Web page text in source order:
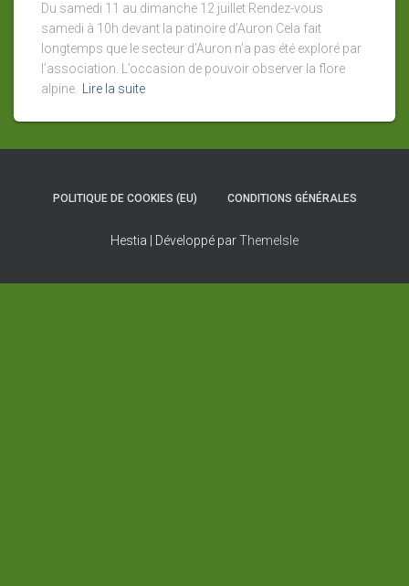
Du samedi 11 au dimanche 12 juillet Rendez-vous
samedi à 10h devant la patinoire d’Auron Cela fait
longtemps que le secteur d’Auron n’a pas été exploré par
l’association. L’occasion de pouvoir observer la flore
alpine.
Lire la suite
POLITIQUE DE COOKIES (EU) CONDITIONS GÉNÉRALES
Hestia | Développé parThemeIsle